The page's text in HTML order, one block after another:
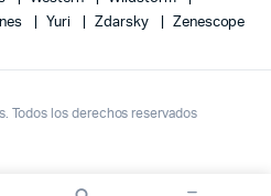
Yuri Zdarsky Zenescope
Todos los derechos reservados